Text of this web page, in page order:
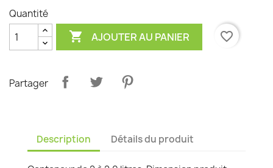
Quantité
 AJOUTER AU PANIER favorite_border
Partager
Description Détails du produit